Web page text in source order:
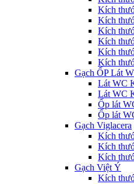
Kích
Kích
Kích
Kích
Kích
Kích
Gạch ỐP Lát
Lát WC
Lát WC
Ốp lát
Ốp lát
Gạch Viglacera
Kích
Kích
Kích
Gạch Việt Ý
Kích